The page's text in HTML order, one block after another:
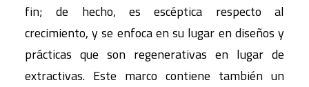
fin; de hecho, es escéptica respecto al
crecimiento, y se enfoca en su lugar en diseños y
prácticas que son regenerativas en lugar de
extractivas. Este marco contiene también un